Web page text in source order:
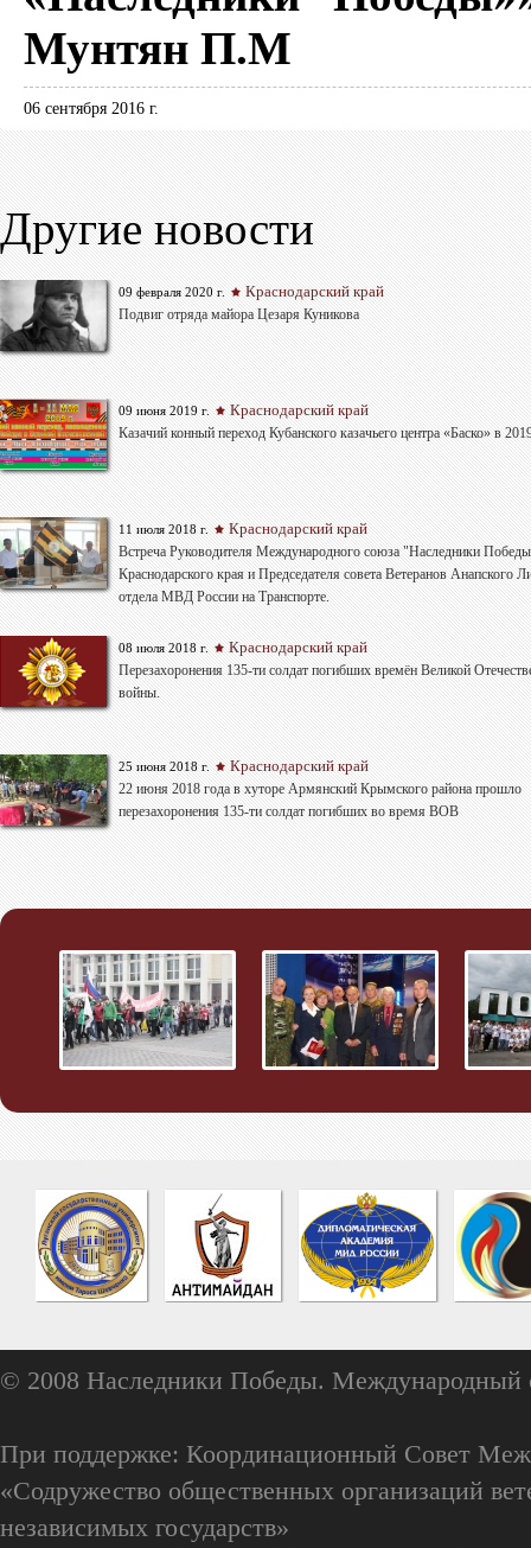
Мунтян П.М
06 сентября 2016 г.
Другие новости
09 февраля 2020 г. Краснодарский край
Подвиг отряда майора Цезаря Куникова
09 июня 2019 г. Краснодарский край
Казачий конный переход Кубанского казачьего центра «Баско» в
11 июля 2018 г. Краснодарский край
Bстреча Руководителя Международного союза "Наследники
Краснодарского края и Председателя совета Ветеранов Анапского
отдела МВД России на Транспорте.
08 июля 2018 г. Краснодарский край
Перезахоронения 135-ти солдат погибших времён Великой
войны.
25 июня 2018 г. Краснодарский край
22 июня 2018 года в хуторе Армянский Крымского района прошло
перезахоронения 135-ти солдат погибших во время ВОВ
© 2008 Наследники Победы. Международный
При поддержке: Координационный Совет
«Содружество общественных организаций
независимых государств»